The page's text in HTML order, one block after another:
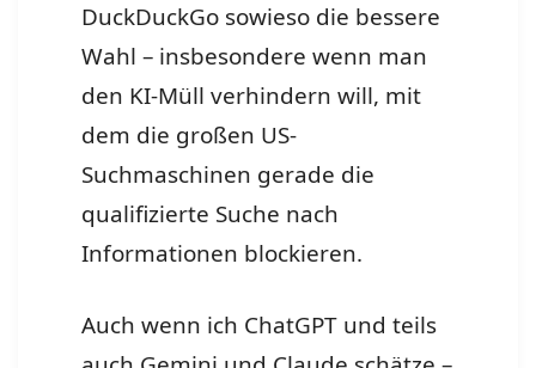
DuckDuckGo sowieso die bessere
Wahl – insbesondere wenn man
den KI-Müll verhindern will, mit
dem die großen US-
Suchmaschinen gerade die
qualifizierte Suche nach
Informationen blockieren.
Auch wenn ich ChatGPT und teils